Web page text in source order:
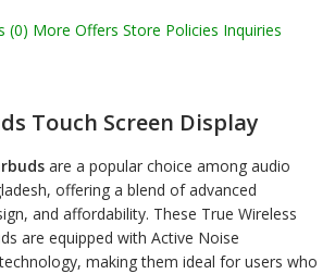
(0) More Offers Store Policies Inquiries
Touch Screen Display
are a popular choice among audio
offering a blend of advanced
and affordability. These True Wireless
are equipped with Active Noise
making them ideal for users who